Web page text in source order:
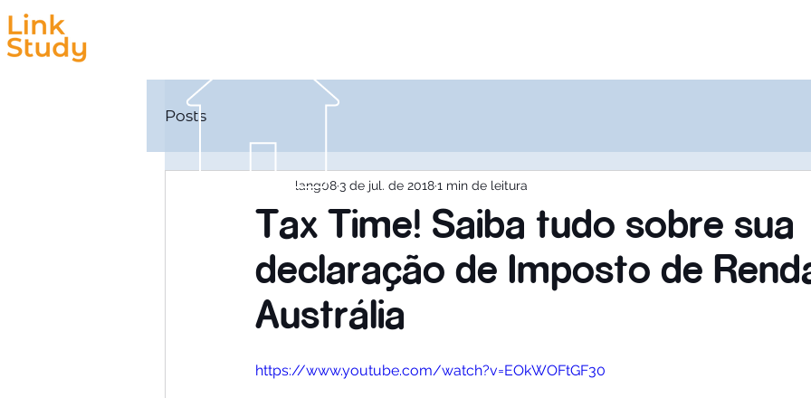
Posts
Tax Time! Saiba tudo sobre sua
declaração de Imposto de
Austrália
lang083 de jul. de 20181 min de leitura
https://www.youtube.com/watch?v=EOkWOFtGF30